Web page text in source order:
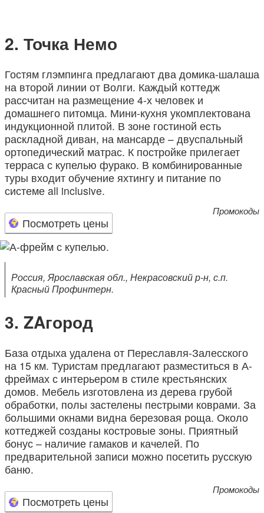
Точка Немо
Гостям глэмпинга предлагают два домика-шалаша
на второй линии от Волги. Каждый коттедж
рассчитан на размещение 4-х человек и
домашнего питомца. Мини-кухня укомплектована
индукционной плитой. В зоне гостиной есть
раскладной диван, на мансарде – двуспальный
ортопедический матрас. К постройке прилегает
терраса с купелью фурако. В комбинированные
туры входит обучение яхтингу и питание по
системе all inclusive.
Посмотреть цены
Промокоды
Россия, Ярославская обл., Некрасовский р-н, с.п.
Красный Профинтерн.
ZAгород
База отдыха удалена от Переславля-Залесского
на 15 км. Туристам предлагают разместиться в А-
фреймах с интерьером в стиле крестьянских
домов. Мебель изготовлена из дерева грубой
обработки, полы застелены пестрыми коврами. За
большими окнами видна березовая роща. Около
коттеджей созданы костровые зоны. Приятный
бонус – наличие гамаков и качелей. По
предварительной записи можно посетить русскую
баню.
Посмотреть цены
Промокоды